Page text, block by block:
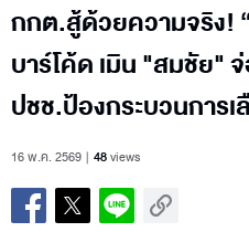
กกต.สู้ด้วยความจริง!
บาร์โค้ด เมิน "สมชัย"
ปชช.ป้องกระบวนการ
16 พ.ค. 2569 48views